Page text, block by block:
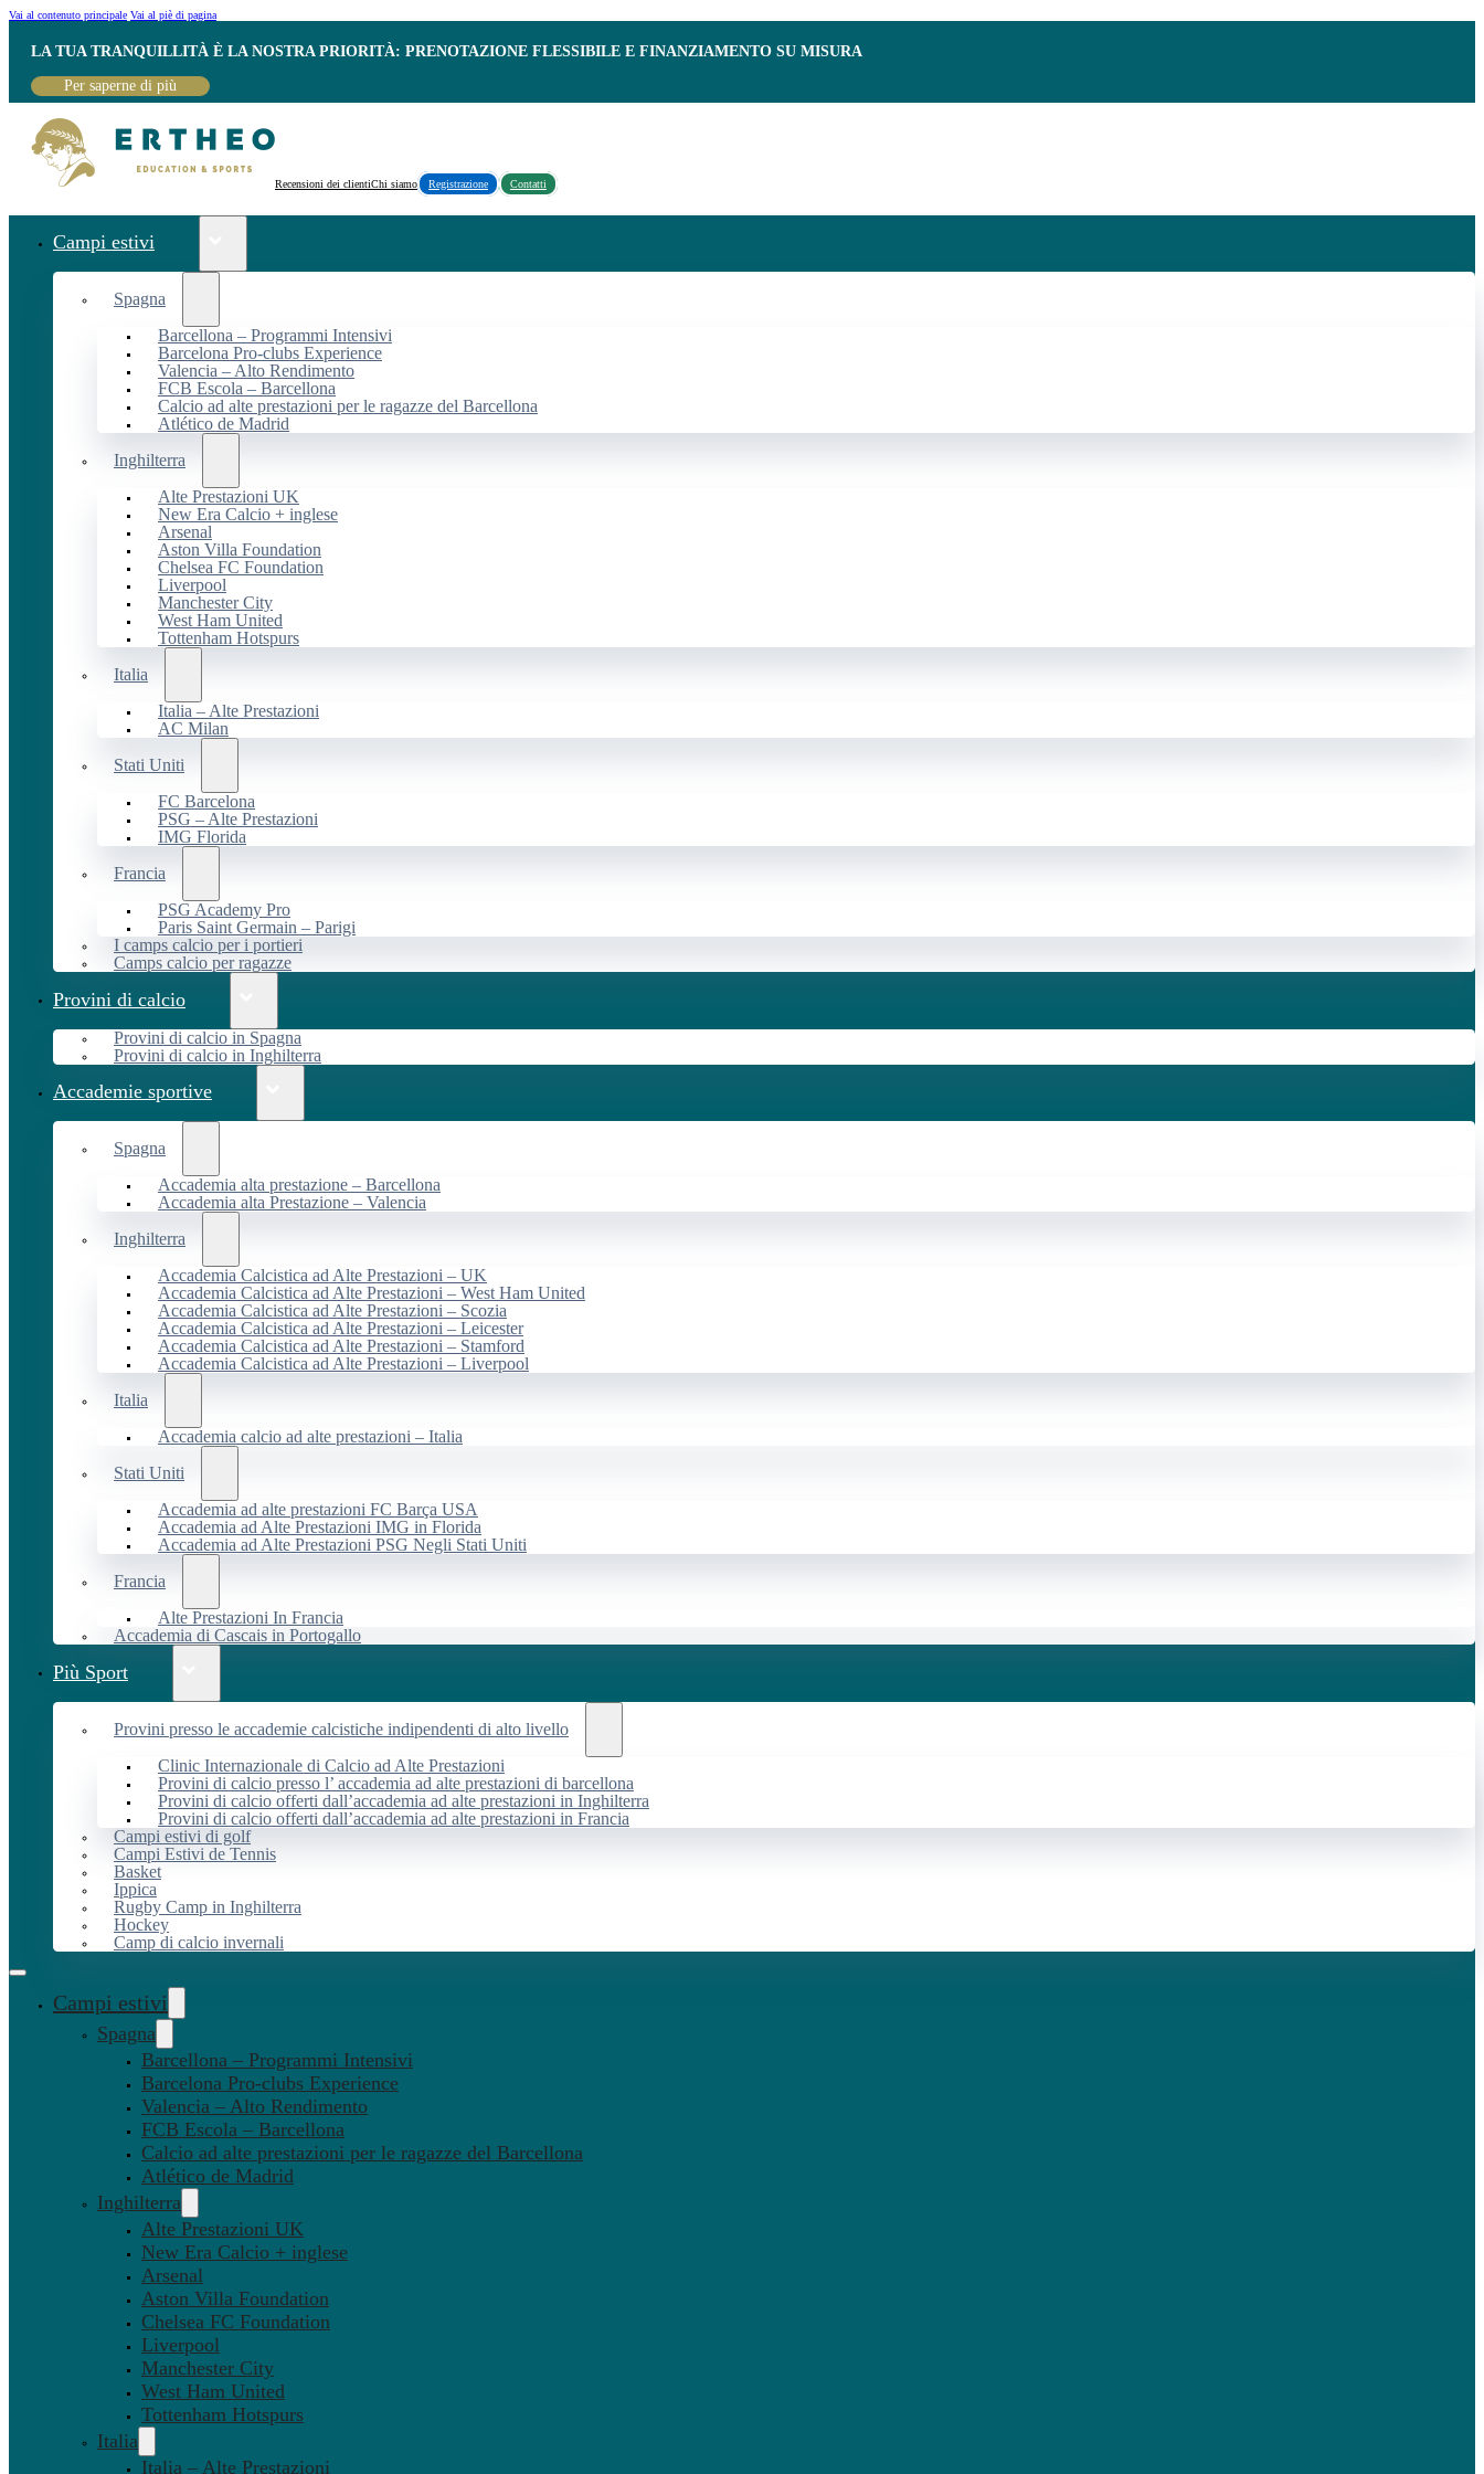
Vai al contenuto principale Vai al piè di pagina
LA TUA TRANQUILLITÀ È LA NOSTRA PRIORITÀ: PRENOTAZIONE FLESSIBILE E FINANZIAMENTO SU MISURA
Per saperne di più
Recensioni dei clientiChi siamo Registrazione Contatti
Campi estivi
Spagna
Barcellona – Programmi Intensivi
Barcelona Pro-clubs Experience
Valencia – Alto Rendimento
FCB Escola – Barcellona
Calcio ad alte prestazioni per le ragazze del Barcellona
Atlético de Madrid
Inghilterra
Alte Prestazioni UK
New Era Calcio + inglese
Arsenal
Aston Villa Foundation
Chelsea FC Foundation
Liverpool
Manchester City
West Ham United
Tottenham Hotspurs
Italia
Italia – Alte Prestazioni
AC Milan
Stati Uniti
FC Barcelona
PSG – Alte Prestazioni
IMG Florida
Francia
PSG Academy Pro
Paris Saint Germain – Parigi
I camps calcio per i portieri
Camps calcio per ragazze
Provini di calcio
Provini di calcio in Spagna
Provini di calcio in Inghilterra
Accademie sportive
Spagna
Accademia alta prestazione – Barcellona
Accademia alta Prestazione – Valencia
Inghilterra
Accademia Calcistica ad Alte Prestazioni – UK
Accademia Calcistica ad Alte Prestazioni – West Ham United
Accademia Calcistica ad Alte Prestazioni – Scozia
Accademia Calcistica ad Alte Prestazioni – Leicester
Accademia Calcistica ad Alte Prestazioni – Stamford
Accademia Calcistica ad Alte Prestazioni – Liverpool
Italia
Accademia calcio ad alte prestazioni – Italia
Stati Uniti
Accademia ad alte prestazioni FC Barça USA
Accademia ad Alte Prestazioni IMG in Florida
Accademia ad Alte Prestazioni PSG Negli Stati Uniti
Francia
Alte Prestazioni In Francia
Accademia di Cascais in Portogallo
Più Sport
Provini presso le accademie calcistiche indipendenti di alto livello
Clinic Internazionale di Calcio ad Alte Prestazioni
Provini di calcio presso l’ accademia ad alte prestazioni di barcellona
Provini di calcio offerti dall’accademia ad alte prestazioni in Inghilterra
Provini di calcio offerti dall’accademia ad alte prestazioni in Francia
Campi estivi di golf
Campi Estivi de Tennis
Basket
Ippica
Rugby Camp in Inghilterra
Hockey
Camp di calcio invernali
Campi estivi
Spagna
Barcellona – Programmi Intensivi
Barcelona Pro-clubs Experience
Valencia – Alto Rendimento
FCB Escola – Barcellona
Calcio ad alte prestazioni per le ragazze del Barcellona
Atlético de Madrid
Inghilterra
Alte Prestazioni UK
New Era Calcio + inglese
Arsenal
Aston Villa Foundation
Chelsea FC Foundation
Liverpool
Manchester City
West Ham United
Tottenham Hotspurs
Italia
Italia – Alte Prestazioni